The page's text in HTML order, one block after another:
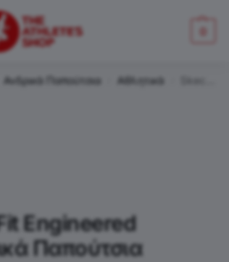
Ανδρικά Παπούτσια Αθλητικά
Engineered
Παπούτσια